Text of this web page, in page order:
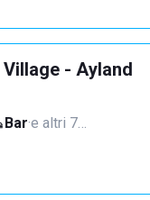
- Ayland
Bar·e altri 7…